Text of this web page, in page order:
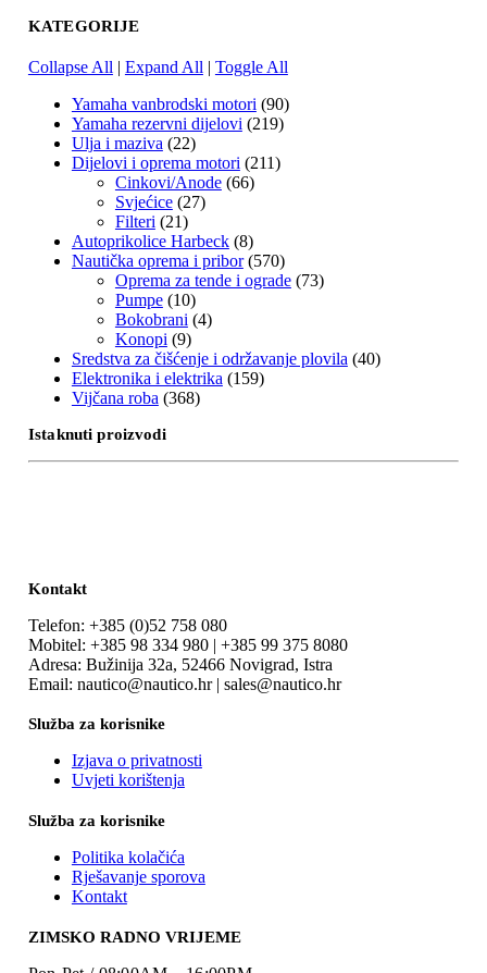
KATEGORIJE
Collapse All | Expand All | Toggle All
Yamaha vanbrodski motori (90)
Yamaha rezervni dijelovi (219)
Ulja i maziva (22)
Dijelovi i oprema motori (211)
Cinkovi/Anode (66)
Svjećice (27)
Filteri (21)
Autoprikolice Harbeck (8)
Nautička oprema i pribor (570)
Oprema za tende i ograde (73)
Pumpe (10)
Bokobrani (4)
Konopi (9)
Sredstva za čišćenje i održavanje plovila (40)
Elektronika i elektrika (159)
Vijčana roba (368)
Istaknuti proizvodi
Kontakt
Telefon: +385 (0)52 758 080
Mobitel: +385 98 334 980 | +385 99 375 8080
Adresa: Bužinija 32a, 52466 Novigrad, Istra
Email: nautico@nautico.hr | sales@nautico.hr
Služba za korisnike
Izjava o privatnosti
Uvjeti korištenja
Služba za korisnike
Politika kolačića
Rješavanje sporova
Kontakt
ZIMSKO RADNO VRIJEME